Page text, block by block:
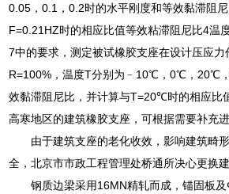
0.05，0.1，0.2时的水平刚度和等效黏滞阻
F=0.21HZ时的相应比值等效粘滞阻尼比4温
7中的要求，测定被试橡胶支座在设计压应力
R=100%，温度T分别为﹣10℃，0℃，20℃
效黏滞阻尼比，并计算与T=20℃时的相应比
高寒地区的建筑橡胶支座，可根据需要补充进
由于建筑支座的老化收效，影响建筑畸
全，北京市市政工程管理处桥通所决心更换建
钢质边梁采用16MN精轧而成，锚固板及